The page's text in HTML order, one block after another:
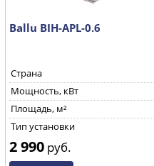
Ballu BIH-APL-0.6
Страна
Мощность, кВт
Площадь, м²
Тип установки
2 990 руб.